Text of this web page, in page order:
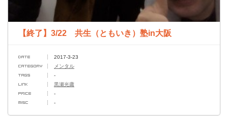
【終了】3/22 共生（ともいき）塾in大阪
2017-3-23
メンタル
-
黒瀬光庸
-
-